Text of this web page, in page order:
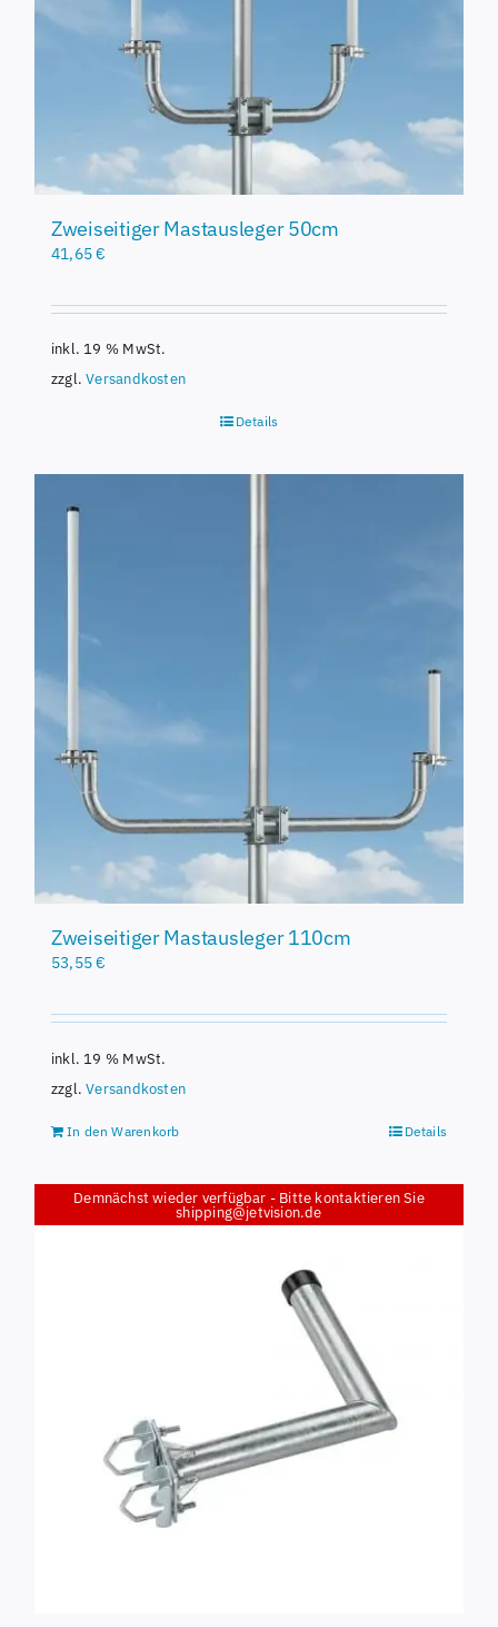
Zweiseitiger Mastausleger 50cm
41,65€
inkl. 19 % MwSt.
zzgl.Versandkosten
Details
Zweiseitiger Mastausleger 110cm
53,55€
inkl. 19 % MwSt.
zzgl.Versandkosten
In den Warenkorb Details
Demnächst wieder verfügbar - Bitte kontaktieren Sie
shipping@jetvision.de